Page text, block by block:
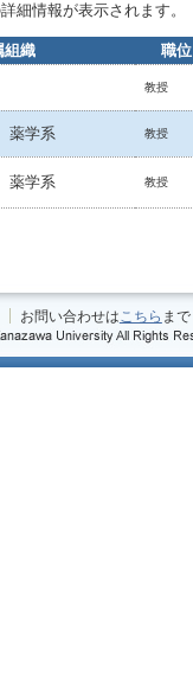
細情報が表示されます。
組織 職位
教授
薬学系 教授
薬学系 教授
お問い合わせは こちら まで